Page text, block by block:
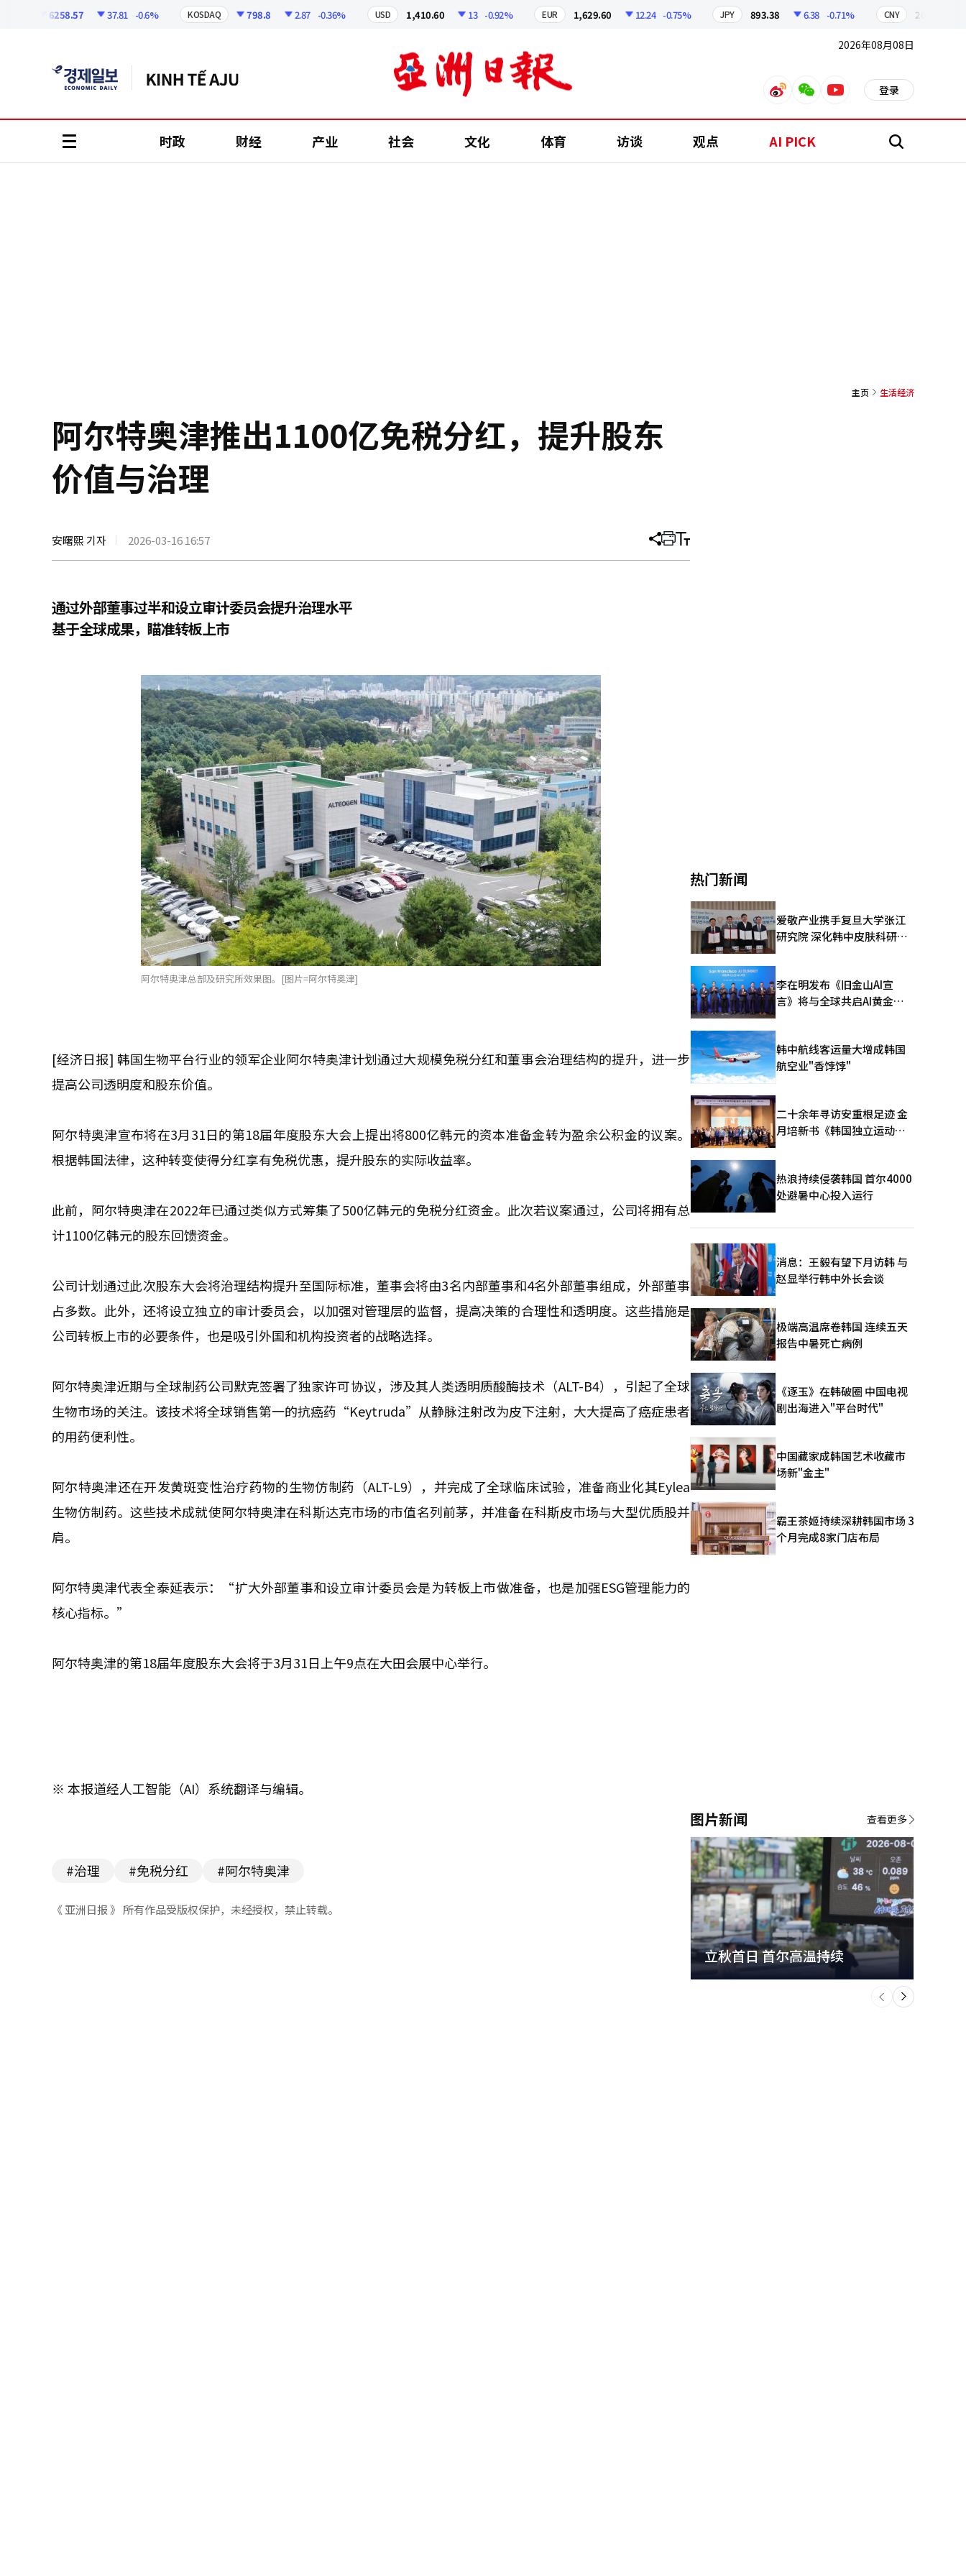
6258.57 37.81 -0.6% KOSDAQ 798.8 2.87 -0.36% USD 1,410.60 13 -0.92% EUR 1,629.60 12.24 -0.75% JPY 893.38 6.38 -0.71% CNY 209.17
2026年08月08日
weiboweixinyoutube 登录
时政 财经 产业 社会 文化 体育 访谈 观点 AI PICK 搜
主页 生活经济
阿尔特奥津推出1100亿免税分红，提升股东
价值与治理
安曙熙 기자 2026-03-16 16:57 分
文
打 调
大
通过外部董事过半和设立审计委员会提升治理水平
基于全球成果，瞄准转板上市
阿尔特奥津总部及研究所效果图。[图片=阿尔特奥津]
[经济日报] 韩国生物平台行业的领军企业阿尔特奥津计划通过大规模免税分红和董事会治理结构的提升，进一步
提高公司透明度和股东价值。
阿尔特奥津宣布将在3月31日的第18届年度股东大会上提出将800亿韩元的资本准备金转为盈余公积金的议案。
根据韩国法律，这种转变使得分红享有免税优惠，提升股东的实际收益率。
此前，阿尔特奥津在2022年已通过类似方式筹集了500亿韩元的免税分红资金。此次若议案通过，公司将拥有总
计1100亿韩元的股东回馈资金。
公司计划通过此次股东大会将治理结构提升至国际标准，董事会将由3名内部董事和4名外部董事组成，外部董事
占多数。此外，还将设立独立的审计委员会，以加强对管理层的监督，提高决策的合理性和透明度。这些措施是
公司转板上市的必要条件，也是吸引外国和机构投资者的战略选择。
阿尔特奥津近期与全球制药公司默克签署了独家许可协议，涉及其人类透明质酸酶技术（ALT-B4），引起了全球
生物市场的关注。该技术将全球销售第一的抗癌药“Keytruda”从静脉注射改为皮下注射，大大提高了癌症患者
的用药便利性。
阿尔特奥津还在开发黄斑变性治疗药物的生物仿制药（ALT-L9），并完成了全球临床试验，准备商业化其Eylea
生物仿制药。这些技术成就使阿尔特奥津在科斯达克市场的市值名列前茅，并准备在科斯皮市场与大型优质股并
肩。
阿尔特奥津代表全泰延表示：“扩大外部董事和设立审计委员会是为转板上市做准备，也是加强ESG管理能力的
核心指标。”
阿尔特奥津的第18届年度股东大会将于3月31日上午9点在大田会展中心举行。
※ 本报道经人工智能（AI）系统翻译与编辑。
#治理 #免税分红 #阿尔特奥津
《 亚洲日报 》 所有作品受版权保护，未经授权，禁止转载。
热门新闻
爱敬产业携手复旦大学张江
研究院 深化韩中皮肤科研合
李在明发布《旧金山AI宣
言》将与全球共启AI黄金时
韩中航线客运量大增成韩国
航空业"香饽饽"
二十余年寻访安重根足迹 金
月培新书《韩国独立运动圣
热浪持续侵袭韩国 首尔4000
处避暑中心投入运行
消息：王毅有望下月访韩 与
赵显举行韩中外长会谈
极端高温席卷韩国 连续五天
报告中暑死亡病例
《逐玉》在韩破圈 中国电视
剧出海进入"平台时代"
中国藏家成韩国艺术收藏市
场新"金主"
霸王茶姬持续深耕韩国市场 3
个月完成8家门店布局
图片新闻
立秋首日 首尔高温持续
下
一
个
查看更多